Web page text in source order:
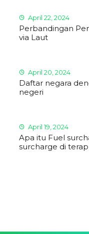
April 22, 2024
Perbandingan
via Laut
April 20, 2024
Daftar negara
negeri
April 19, 2024
Apa itu Fuel
surcharge di